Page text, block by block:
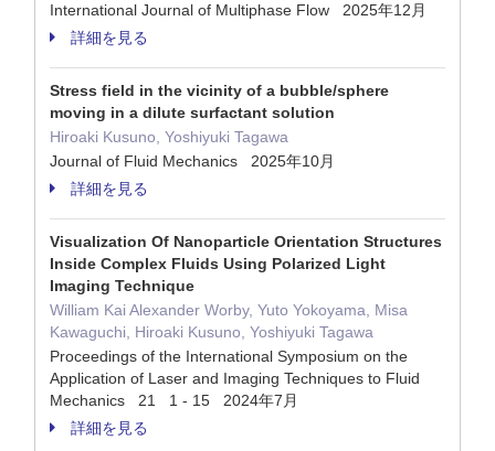
International Journal of Multiphase Flow 2025年12月
詳細を見る
Stress field in the vicinity of a bubble/sphere
moving in a dilute surfactant solution
Hiroaki Kusuno, Yoshiyuki Tagawa
Journal of Fluid Mechanics 2025年10月
詳細を見る
Visualization Of Nanoparticle Orientation Structures
Inside Complex Fluids Using Polarized Light
Imaging Technique
William Kai Alexander Worby, Yuto Yokoyama, Misa
Kawaguchi, Hiroaki Kusuno, Yoshiyuki Tagawa
Proceedings of the International Symposium on the
Application of Laser and Imaging Techniques to Fluid
Mechanics 21 1 - 15 2024年7月
詳細を見る